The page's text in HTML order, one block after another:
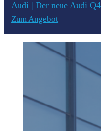
Audi | Der neue Audi Q4
Zum Angebot